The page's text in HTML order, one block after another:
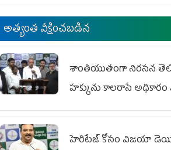
అత్యంత వీక్షించబడిన
శాంతియుతంగా నిరసన
హక్కును కాలరాసే అధికారం
లేదు
హెరిటేజ్ కోసం విజయా